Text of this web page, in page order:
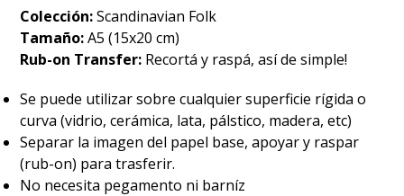
Colección:Scandinavian Folk
Tamaño:A5 (15x20 cm)
Rub-on Transfer: Recortá y raspá, así de simple!
Se puede utilizar sobre cualquier superficie rígida o
curva (vidrio, cerámica, lata, pálstico, madera, etc)
Separar la imagen del papel base, apoyar y raspar
(rub-on) para trasferir.
No necesita pegamento ni barníz